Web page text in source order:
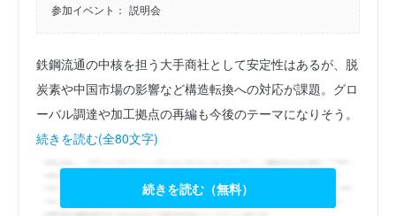
参加イベント： 説明会
鉄鋼流通の中核を担う大手商社として安定性はあるが、脱
炭素や中国市場の影響など構造転換への対応が課題。グロ
ーバル調達や加工拠点の再編も今後のテーマになりそう。
続きを読む(全80文字)
続きを読む（無料）